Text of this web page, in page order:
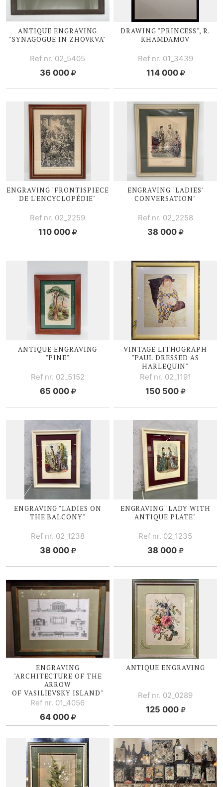
ANTIQUE ENGRAVING
"SYNAGOGUE IN ZHOVKVA"
Ref nr. 02_5405
36 000
DRAWING "PRINCESS", R.
KHAMDAMOV
Ref nr. 01_3439
114 000
ENGRAVING "FRONTISPIECE
DE L'ENCYCLOPÉDIE"
Ref nr. 02_2259
110 000
ENGRAVING "LADIES'
CONVERSATION"
Ref nr. 02_2258
38 000
ANTIQUE ENGRAVING
"PINE"
Ref nr. 02_5152
65 000
VINTAGE LITHOGRAPH
"PAUL DRESSED AS
HARLEQUIN"
Ref nr. 02_1191
150 500
ENGRAVING "LADIES ON
THE BALCONY"
Ref nr. 02_1238
38 000
ENGRAVING "LADY WITH
ANTIQUE PLATE"
Ref nr. 02_1235
38 000
ENGRAVING
"ARCHITECTURE OF THE
ARROW
OF VASILIEVSKY ISLAND"
Ref nr. 01_4056
64 000
ANTIQUE ENGRAVING
Ref nr. 02_0289
125 000